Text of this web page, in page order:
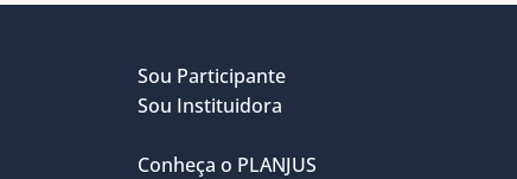
Sou Participante
Sou Instituidora
Conheça o PLANJUS